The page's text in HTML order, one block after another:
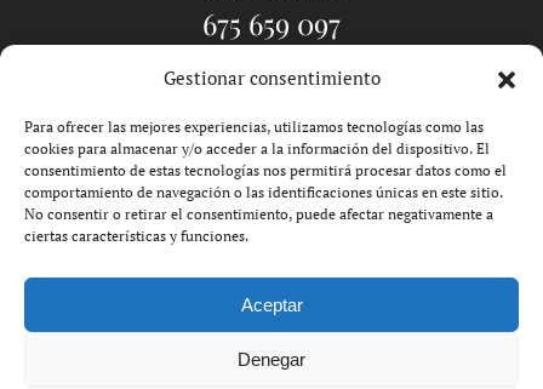
Gestionar consentimiento
Para ofrecer las mejores experiencias, utilizamos tecnologías como las
cookies para almacenar y/o acceder a la información del dispositivo. El
consentimiento de estas tecnologías nos permitirá procesar datos como el
comportamiento de navegación o las identificaciones únicas en este sitio.
No consentir o retirar el consentimiento, puede afectar negativamente a
ciertas características y funciones.
Aceptar
Denegar
675 659 097
TATUADORES
TATUAJE VALENCIA
SOLDIN | GOOGLE ADS EN